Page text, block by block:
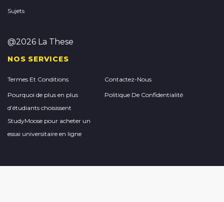
Sujets
@2026 La These
NOS SERVICES
Termes Et Conditions Contactez-Nous
Pourquoi de plus en plus
d’étudiants choisissent
StudyMoose pour acheter un
essai universitaire en ligne
Politique De Confidentialité